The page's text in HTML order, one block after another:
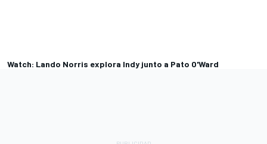
Watch: Lando Norris explora Indy junto a Pato O'Ward